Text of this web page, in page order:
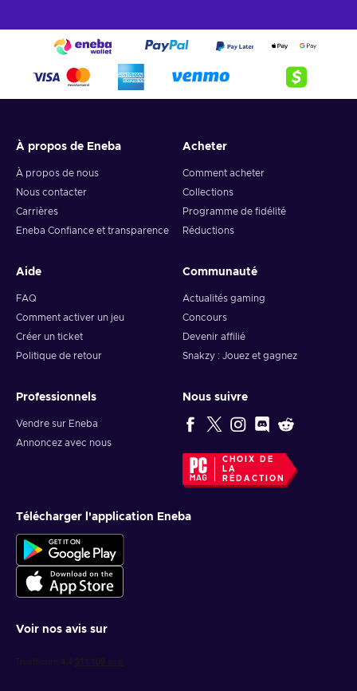
À propos de Eneba
À propos de nous
Nous contacter
Carrières
Eneba Confiance et transparence
Acheter
Comment acheter
Collections
Programme de fidélité
Réductions
Aide
FAQ
Comment activer un jeu
Créer un ticket
Politique de retour
Communauté
Actualités gaming
Concours
Devenir affilié
Snakzy : Jouez et gagnez
Professionnels
Vendre sur Eneba
Annoncez avec nous
Nous suivre
CHOIX DE
LA
RÉDACTION
Télécharger l'application Eneba
Voir nos avis sur